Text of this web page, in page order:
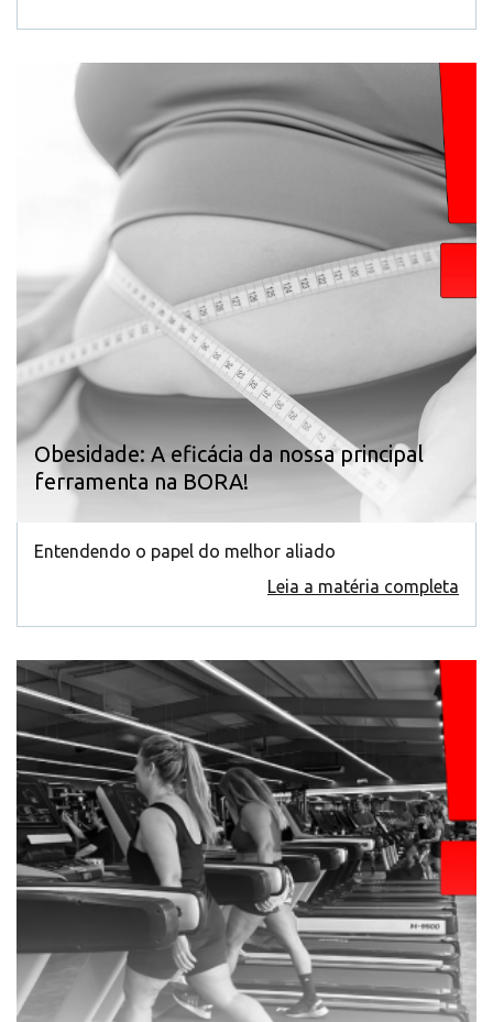
Obesidade: A eficácia da nossa principal
ferramenta na BORA!
Entendendo o papel do melhor aliado
Leia a matéria completa